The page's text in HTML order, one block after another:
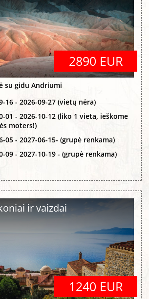
2890 EUR
su gidu Andriumi
16 - 2026-09-27 (vietų nėra)
01 - 2026-10-12 (liko 1 vieta, ieškome
moters!)
05 - 2027-06-15- (grupė renkama)
09 - 2027-10-19 - (grupė renkama)
ir vaizdai
1240 EUR